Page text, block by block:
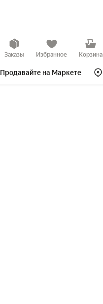
Заказы Избранное Корзина
Продавайте на Маркете